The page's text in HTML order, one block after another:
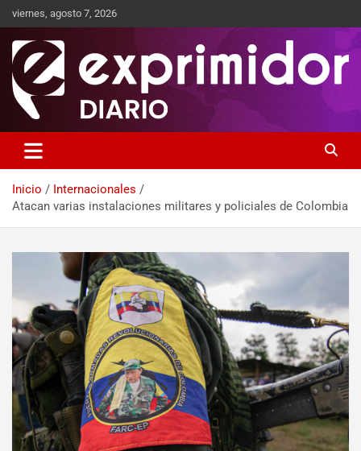
viernes, agosto 7, 2026
Exprimidor media
Inicio
Internacionales
Atacan varias instalaciones militares y policiales de Colombia